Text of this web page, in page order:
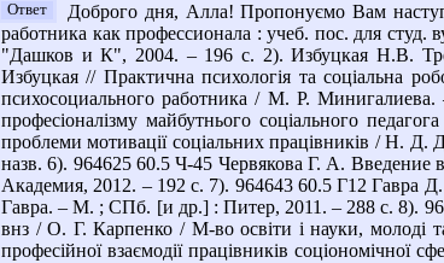
Ответ
Доброго дня, Алла! Пропонуємо Вам
работника как профессионала : учеб. пос. для
"Дашков и К", 2004. – 196 с. 2). Избуцкая Н.В.
Избуцкая // Практична психологія та соціальна
психосоциального работника / М. Р.
професіоналізму майбутнього соціального
проблеми мотивації соціальних працівників / Н.
назв. 6). 964625 60.5 Ч-45 Червякова Г. А.
Академия, 2012. – 192 с. 7). 964643 60.5 Г12 Гавра
Гавра. – М. ; СПб. [и др.] : Питер, 2011. – 288 с. 8).
внз / О. Г. Карпенко / М-во освіти і науки,
професійної взаємодії працівників